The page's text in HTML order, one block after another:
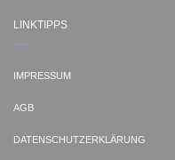
LINKTIPPS
IMPRESSUM
AGB
DATENSCHUTZERKLÄRUNG